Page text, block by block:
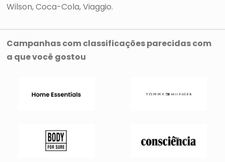
Wilson Coca-Cola Viaggio
Campanhas com classificações parecidas com
a que você gostou